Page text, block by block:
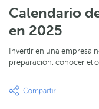
Calendario
en 2025
Invertir en una empresa
preparación, conocer el